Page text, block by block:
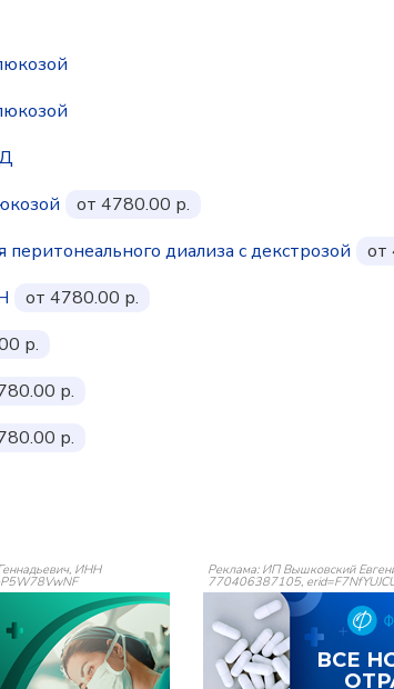
от 4780.00 р.
перитонеального диализа с декстрозой
от
от 4780.00 р.
р.
р.
р.
ИНН Реклама: ИП Вышковский
770406387105,